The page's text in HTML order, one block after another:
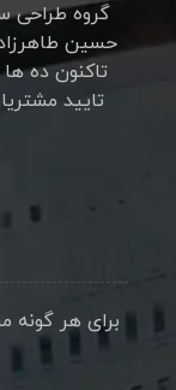
گروه طراحی
تاکنون ده
تایید
برای هر گونه